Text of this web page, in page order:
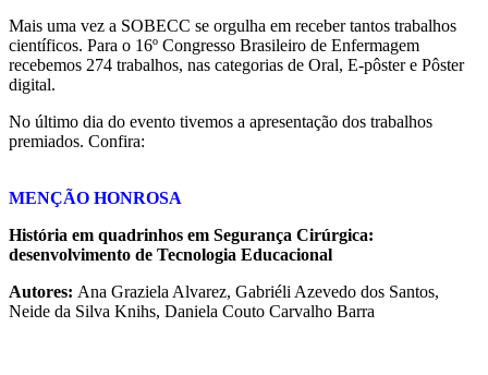
Mais uma vez a SOBECC se orgulha em receber tantos trabalhos
científicos. Para o 16º Congresso Brasileiro de Enfermagem
recebemos 274 trabalhos, nas categorias de Oral, E-pôster e Pôster
digital.
No último dia do evento tivemos a apresentação dos trabalhos
premiados. Confira:
MENÇÃO HONROSA
História em quadrinhos em Segurança Cirúrgica:
desenvolvimento de Tecnologia Educacional
Autores: Ana Graziela Alvarez, Gabriéli Azevedo dos Santos,
Neide da Silva Knihs, Daniela Couto Carvalho Barra